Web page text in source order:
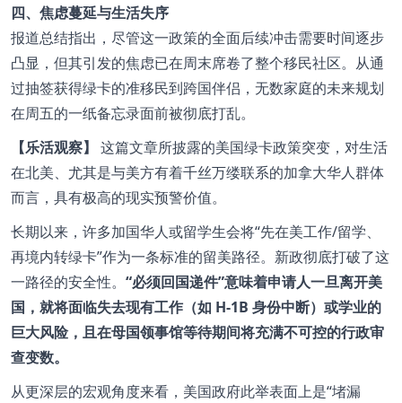
四、焦虑蔓延与生活失序
报道总结指出，尽管这一政策的全面后续冲击需要时间逐步
凸显，但其引发的焦虑已在周末席卷了整个移民社区。从通
过抽签获得绿卡的准移民到跨国伴侣，无数家庭的未来规划
在周五的一纸备忘录面前被彻底打乱。
【乐活观察】
这篇文章所披露的美国绿卡政策突变，对生活
在北美、尤其是与美方有着千丝万缕联系的加拿大华人群体
而言，具有极高的现实预警价值。
长期以来，许多加国华人或留学生会将“先在美工作/留学、
再境内转绿卡”作为一条标准的留美路径。新政彻底打破了这
一路径的安全性。 “必须回国递件”意味着申请人一旦离开美
国，就将面临失去现有工作（如 H-1B 身份中断）或学业的
巨大风险，且在母国领事馆等待期间将充满不可控的行政审
查变数。
从更深层的宏观角度来看，美国政府此举表面上是“堵漏